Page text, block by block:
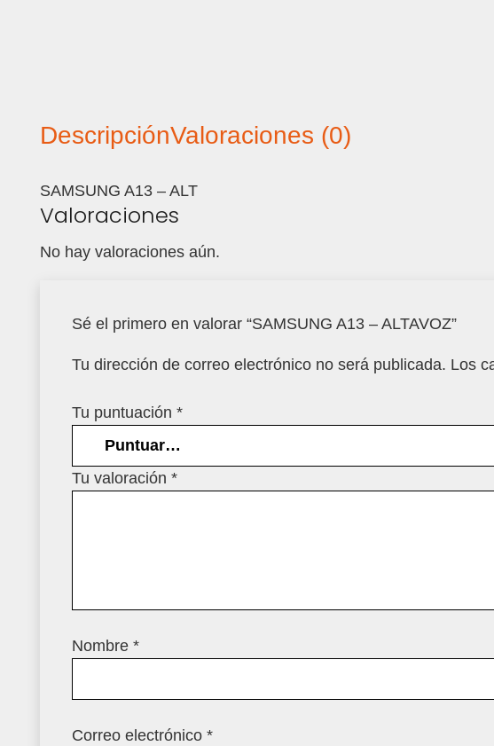
DescripciónValoraciones (0)
SAMSUNG A13 – ALT
Valoraciones
No hay valoraciones aún.
Sé el primero en valorar “SAMSUNG A13 – ALTAVOZ”
Tu dirección de correo electrónico no será publicada. Los
Tu puntuación *
Tu valoración *
Nombre *
Correo electrónico *